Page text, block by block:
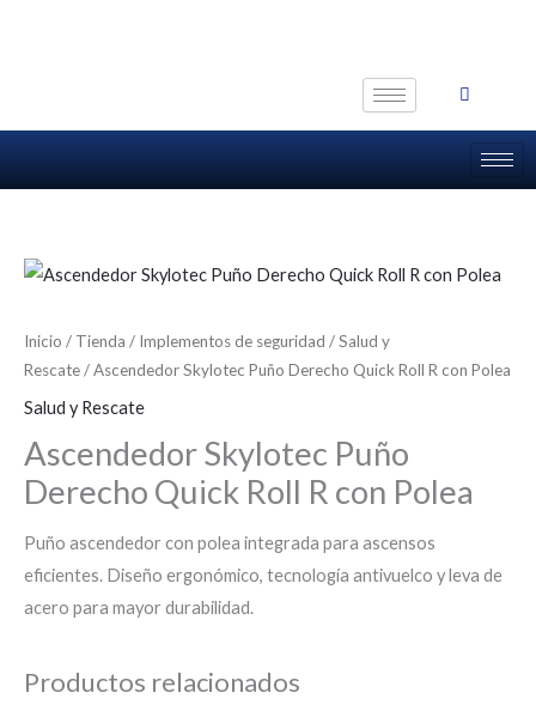
Inicio / Tienda / Implementos de seguridad /Salud y
Rescate/ Ascendedor Skylotec Puño Derecho Quick Roll R con Polea
Salud y Rescate
Ascendedor Skylotec Puño
Derecho Quick Roll R con Polea
Puño ascendedor con polea integrada para ascensos
eficientes. Diseño ergonómico, tecnología antivuelco y leva de
acero para mayor durabilidad.
Productos relacionados